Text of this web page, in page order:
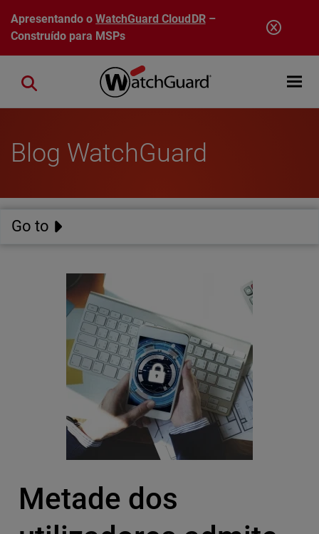
Pular para o conteúdo principal
Apresentando oWatchGuard CloudDR–
Construído para MSPs
Open
Close search
Blog WatchGuard
Go to
Metade dos